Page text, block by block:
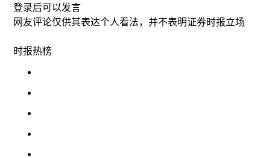
登录后可以发言
网友评论仅供其表达个人看法，并不表明证券时报立场
时报热榜